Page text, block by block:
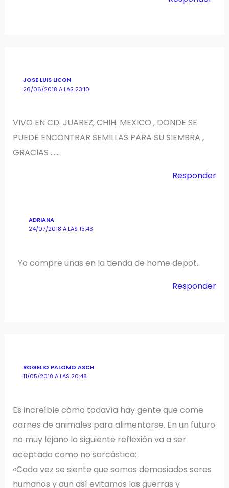
JOSE LUIS LICON
26/06/2018 A LAS 23:10
VIVO EN CD. JUAREZ, CHIH. MEXICO , DONDE SE
PUEDE ENCONTRAR SEMILLAS PARA SU SIEMBRA ,
GRACIAS ……
Responder
ADRIANA
24/07/2018 A LAS 15:43
Yo compre unas en la tienda de home depot.
Responder
ROGELIO PALOMO ASCH
11/05/2018 A LAS 20:48
Es increíble cómo todavía hay gente que come
carnes de animales para alimentarse. En un futuro
no muy lejano la siguiente reflexión va a ser
aceptada como no sarcástica:
«Cada vez se siente que somos demasiados seres
humanos y aun así evitamos las guerras y